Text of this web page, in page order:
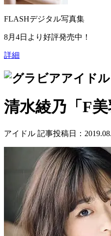
FLASHデジタル写真集
8月4日より好評発売中！
詳細
アイドル
清水綾乃「F
アイドル 記事投稿日：